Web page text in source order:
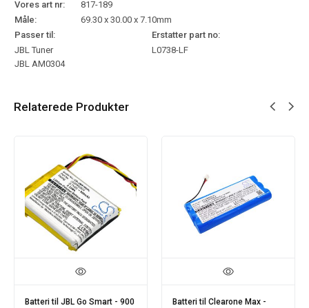
Vores art nr:
817-189
Måle:
69.30 x 30.00 x 7.10mm
Passer til:
Erstatter part no:
JBL Tuner
JBL AM0304
L0738-LF
Relaterede Produkter
Batteri til JBL Go Smart - 900
Batteri til Clearone Max -